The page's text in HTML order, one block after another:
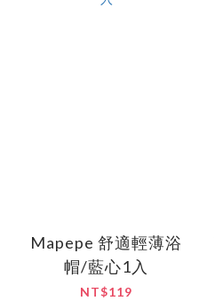
Mapepe 舒適輕薄浴
帽/藍心1入
NT$119